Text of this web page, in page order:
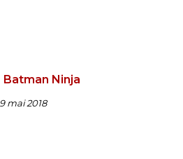
Batman Ninja
9 mai 2018